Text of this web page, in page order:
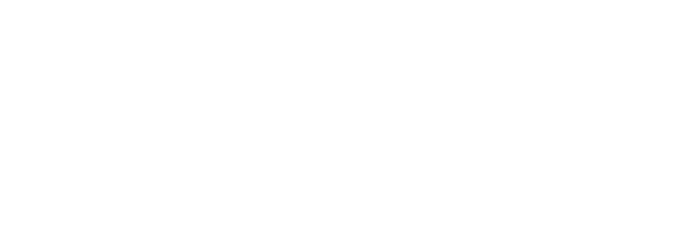
o SNS os recém-especialistas das especialidades que têm estado na linha da
Intensiva.
recrutadas, assim como os alunos de Medicina do sexto ano”.
ao trabalho dos profissionais de saúde por motivo de doença, vai ser preciso
que “evitam a admissão em enfermarias hospitalares de muitos doentes que podem
“criar alternativas para acolher os doentes com alta clínica que permanecem
Continuados Integrados (RNCCI)”.
no primeiro mês
em Portugal
ULS do Algarve